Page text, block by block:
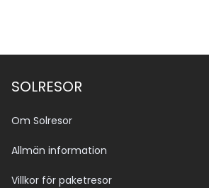
SOLRESOR
Om Solresor
Allmän information
Villkor för paketresor